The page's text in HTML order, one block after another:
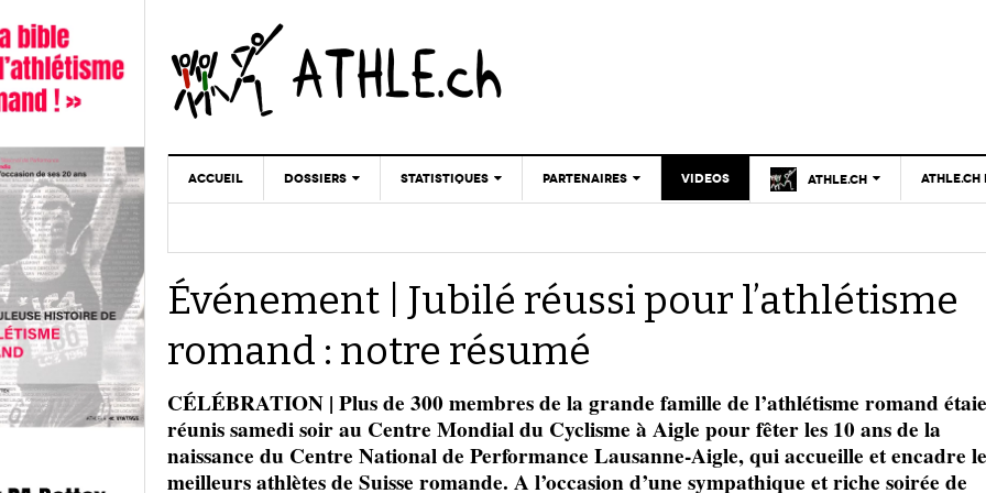
ACCUEIL DOSSIERS
DOPAGE
Breaking4 sur le mile féminin avec Faith
Kipyegon : autant en emporte le vent !
- 26 juin
2025
2025
Lettre de fans à la néo-détentrice du RECORD
D’EUROPE Ditaji Kambundji
- 9 mars 2025
STATISTIQUES PARTENAIRES
CLUBS PARTENAIRES
TOUS SUPPORTERS
PUBLICITÉ
VIDEOS ATHLE.CH
D’ATHLE.CH !
CHARTE ÉDITORIALE
ATHLE.CH
| GENÈVE
| VAUD
Événement | Jubilé réussi pour l’athlétisme
romand : notre résumé
CÉLÉBRATION | Plus de 300 membres de la grande famille de l’athlétisme romand
réunis samedi soir au Centre Mondial du Cyclisme à Aigle pour fêter les 10 ans de la
naissance du Centre National de Performance Lausanne-Aigle, qui accueille et encadre
meilleurs athlètes de Suisse romande. A l’occasion d’une sympathique et riche soirée de